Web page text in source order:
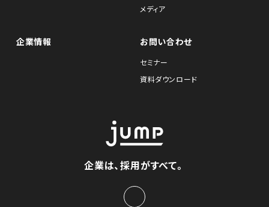
メディア
企業情報 お問い合わせ
セミナー
資料ダウンロード
企業は、採用がすべて。